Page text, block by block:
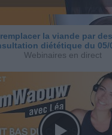
la viande par
diététique du 05/
Webinaires en direct